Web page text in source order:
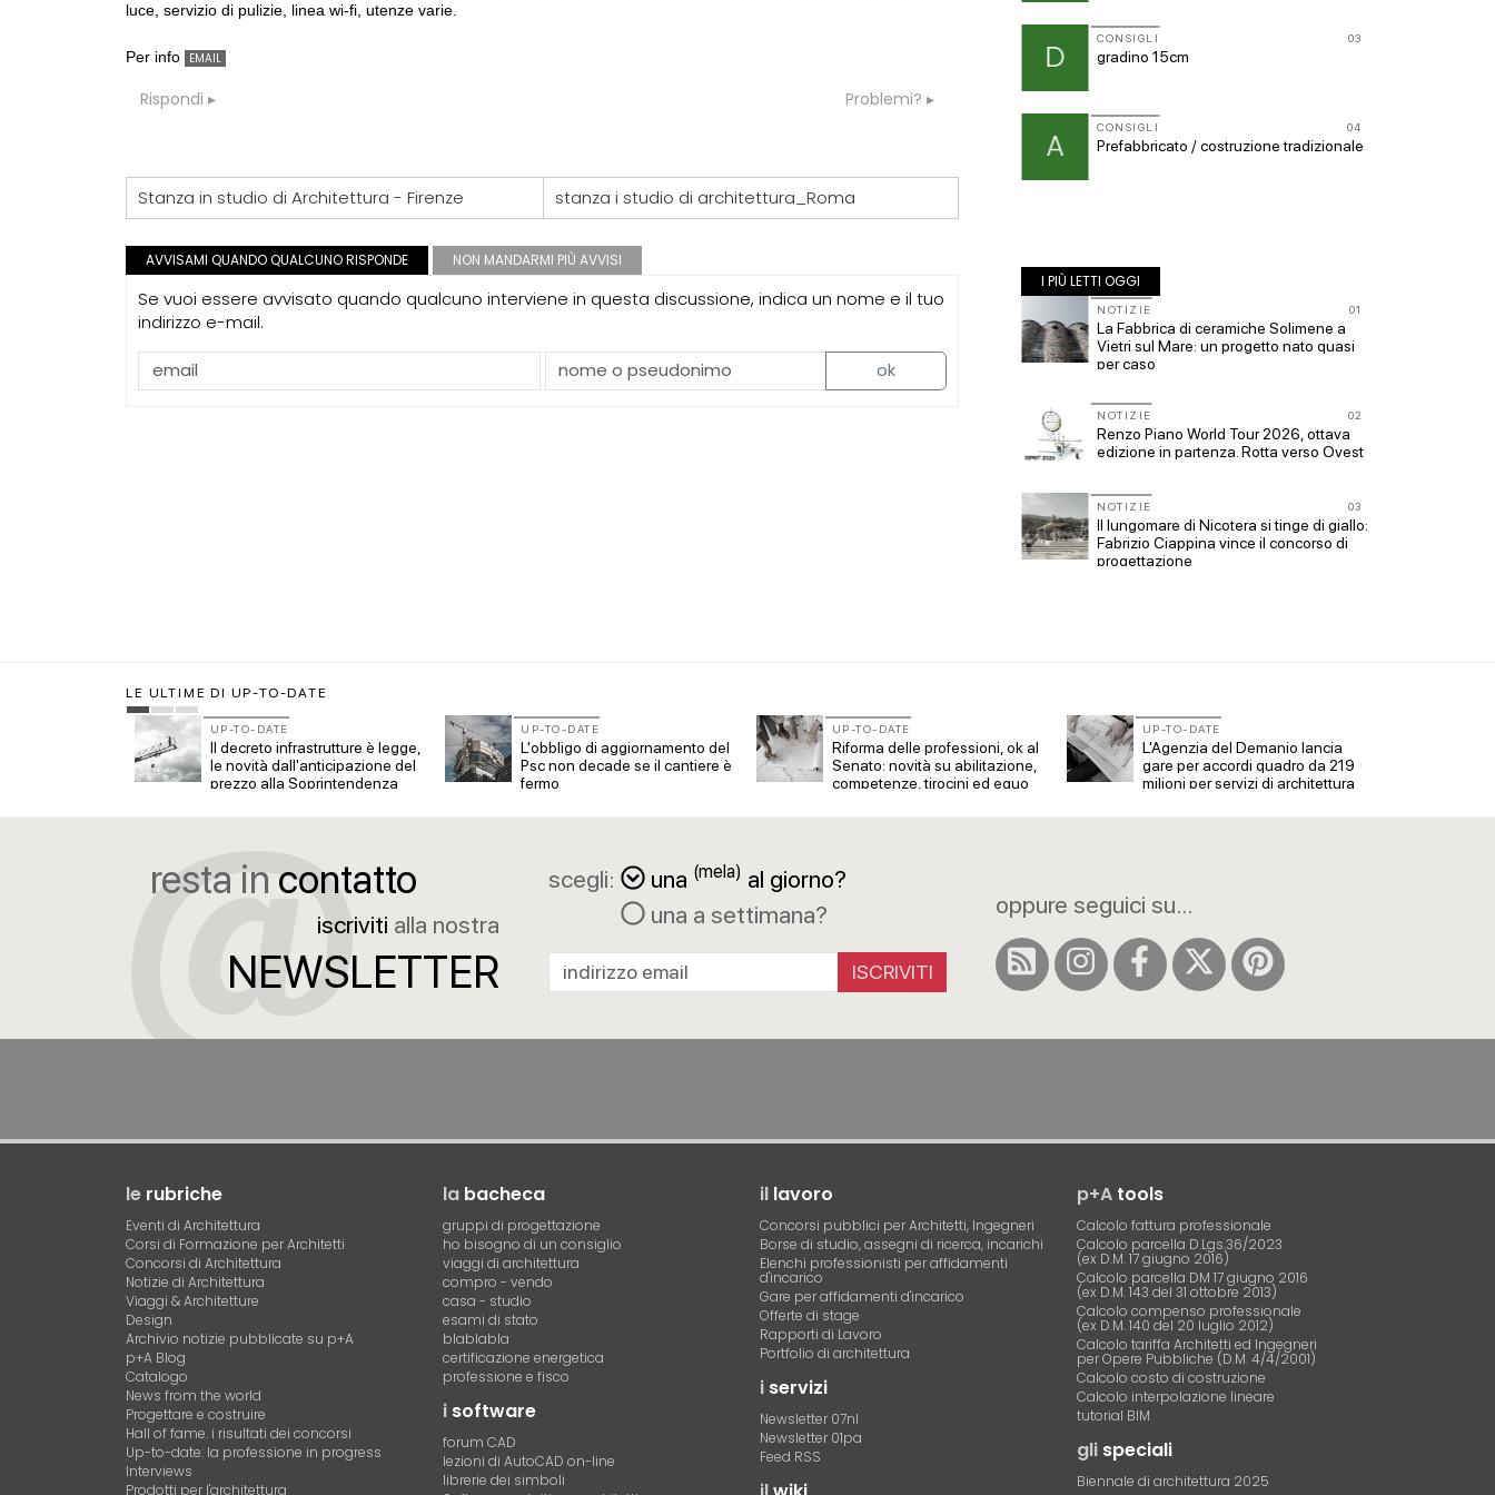
luce, servizio di pulizie, linea wi-fi, utenze varie.
Per info EMAIL
Rispondi Problemi?
Stanza in studio di Architettura - Firenze stanza i studio di architettura_Roma
AVVISAMI QUANDO QUALCUNO RISPONDE NON MANDARMI PIÙ AVVISI
Se vuoi essere avvisato quando qualcuno interviene in questa discussione, indica un nome e il tuo
indirizzo e-mail.
ok
D 03
CONSIGLI
gradino 15cm
A 04
CONSIGLI
Prefabbricato / costruzione tradizionale
I PIÙ LETTI OGGI
07
EVENTI
gestione dell'acqua e resilienza
UP-TO-DATE 01
NOTIZIE
La Fabbrica di ceramiche Solimene a
Vietri sul Mare: un progetto nato quasi
per caso
02
NOTIZIE
Renzo Piano World Tour 2026, ottava
edizione in partenza. Rotta verso Ovest
03
NOTIZIE
Il lungomare di Nicotera si tinge di giallo:
Fabrizio Ciappina vince il concorso di
progettazione
LE ULTIME DI UP-TO-DATE
UP-TO-DATE
Il decreto infrastrutture è legge,
le novità dall'anticipazione del
prezzo alla Soprintendenza
UP-TO-DATE
L'obbligo di aggiornamento del
Psc non decade se il cantiere è
fermo
UP-TO-DATE
Riforma delle professioni, ok al
Senato: novità su abilitazione,
competenze, tirocini ed equo
UP-TO-DATE
L'Agenzia del Demanio lancia
gare per accordi quadro da 219
milioni per servizi di architettura
resta in contatto
iscriviti alla nostra
NEWSLETTER
scegli: una (mela) al giorno?
una a settimana?
ISCRIVITI
oppure seguici su...
le rubriche
Eventi di Architettura
Corsi di Formazione per Architetti
Concorsi di Architettura
Notizie di Architettura
Viaggi & Architetture
Design
Archivio notizie pubblicate su p+A
p+A Blog
Catalogo
News from the world
Progettare e costruire
Hall of fame. i risultati dei concorsi
Up-to-date: la professione in progress
Interviews
Prodotti per l'architettura
la bacheca
gruppi di progettazione
ho bisogno di un consiglio
viaggi di architettura
compro - vendo
casa - studio
esami di stato
blablabla
certificazione energetica
professione e fisco
i software
forum CAD
lezioni di AutoCAD on-line
librerie dei simboli
il lavoro
Concorsi pubblici per Architetti, Ingegneri
Borse di studio, assegni di ricerca, incarichi
Elenchi professionisti per affidamenti
d'incarico
Gare per affidamenti d'incarico
Offerte di stage
Rapporti di Lavoro
Portfolio di architettura
i servizi
Newsletter 07nl
Newsletter 01pa
Feed RSS
p+A tools
Calcolo fattura professionale
Calcolo parcella D.Lgs.36/2023
(ex D.M. 17 giugno 2016)
Calcolo parcella DM 17 giugno 2016
(ex D.M. 143 del 31 ottobre 2013)
Calcolo compenso professionale
(ex D.M. 140 del 20 luglio 2012)
Calcolo tariffa Architetti ed Ingegneri
per Opere Pubbliche (D.M. 4/4/2001)
Calcolo costo di costruzione
Calcolo interpolazione lineare
tutorial BIM
gli speciali
Biennale di architettura 2025